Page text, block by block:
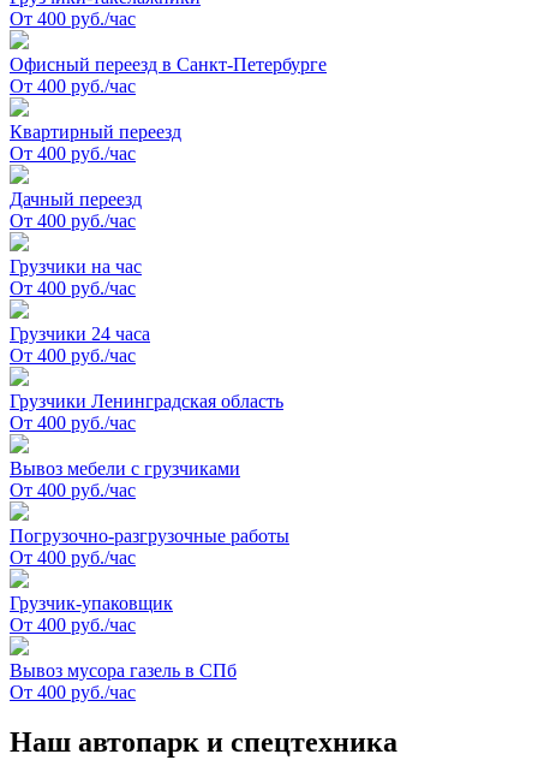
От 400 руб./час
Офисный переезд в Санкт-Петербурге
От 400 руб./час
Квартирный переезд
От 400 руб./час
Дачный переезд
От 400 руб./час
Грузчики на час
От 400 руб./час
Грузчики 24 часа
От 400 руб./час
Грузчики Ленинградская область
От 400 руб./час
Вывоз мебели с грузчиками
От 400 руб./час
Погрузочно-разгрузочные работы
От 400 руб./час
Грузчик-упаковщик
От 400 руб./час
Вывоз мусора газель в СПб
От 400 руб./час
Наш автопарк и спецтехника